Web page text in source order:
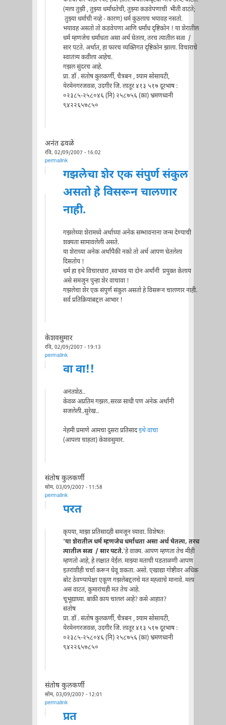
(मला तुझी , तुझ्या धर्मांधतेची, तुझ्या कडवेपणाची भीती वाटते;
तुझ्या धर्माची नव्हे - कारण) धर्म कुठलाच भयावह नसतो.
भयावह असतो तो कडवेपणा आणि धर्मांध दृष्टिकोन ! या शेरातील
धर्म म्हणजेच धर्मांधता असा अर्थ घेतला, तरच त्यातील सत्व /
सार पटते. अर्थात, हा फारच व्यक्तिगत दृष्टिकोन झाला. विचाराचे
स्वातंत्र्य कवीला आहेच.
गझल सुंदरच आहे.
प्रा. डॉ . संतोष कुलकर्णी, चैत्रबन , श्याम सोसायटी,
येरमेनगरजवळ, उदगीर जि. लातूर ४१३ ५१७ दूरभाष :
०२३८५-२५८०४६ (नि) २५८७५६ (का) भ्रमणध्वनी
९४२२६५७८५०
अनंत ढवळे
रवि, 02/09/2007 - 16:02
permalink
गझलेचा शेर एक संपुर्ण संकुल
असतो हे विसरून चालणार
नाही.
गझलेच्या शेरामध्ये अर्थाच्या अनेक सम्भावनाना जन्म देण्याची
शक्यता सामावलेली असते.
या शेराच्या अनेक अर्थांपैकी नको तो अर्थ आपण घेतलेला
दिसतोय !
धर्म हा इथे विचारधारा ,स्वभाव या दोन अर्थांनी प्रयुक्त केलाय
असे समजुन पुन्हा शेर वाचावा !
गझलेचा शेर एक संपुर्ण संकुल असतो हे विसरून चालणार नाही.
सर्व प्रतिक्रियांबद्दल आभार !
केशवसुमार
रवि, 02/09/2007 - 19:13
permalink
वा वा!!
अनंतशेठ..
केवळ अप्रतिम गझल..सरळ साधी पण अनेक अर्थांनी
सजलेली..सुरेख..
नेहमी प्रमाणे आमचा दुसरा प्रतिसादइथे वाचा
(आपला चाहता) केशवसुमार.
संतोष कुलकर्णी
सोम, 03/09/2007 - 11:58
permalink
परत
कृपया, माझा प्रतिसादही समजून घ्यावा. विशेषतः
'या शेरातील धर्म म्हणजेच धर्मांधता असा अर्थ घेतला, तरच
त्यातील सत्व / सार पटते.'हे वाक्य. आपण म्हणता तेच मीही
म्हणतो आहे, हे लक्षात येईल. माझ्या मताची पडताळणी आपण
इतरांशीही चर्चा करून घेवू शकता. असो. एखाद्या गोष्टीवर अधिक
बोट ठेवण्यापेक्षा एकूण गझलेबद्दलचे मत मह्त्वाचे मानावे. मला
असं वाटतं, कुमारांचही मत तेच आहे.
चूभूद्याघ्या. बाकी काय चाललं आहे? कसे आहात?
संतोष
प्रा. डॉ . संतोष कुलकर्णी, चैत्रबन , श्याम सोसायटी,
येरमेनगरजवळ, उदगीर जि. लातूर ४१३ ५१७ दूरभाष :
०२३८५-२५८०४६ (नि) २५८७५६ (का) भ्रमणध्वनी
९४२२६५७८५०
संतोष कुलकर्णी
सोम, 03/09/2007 - 12:01
permalink
प्रत